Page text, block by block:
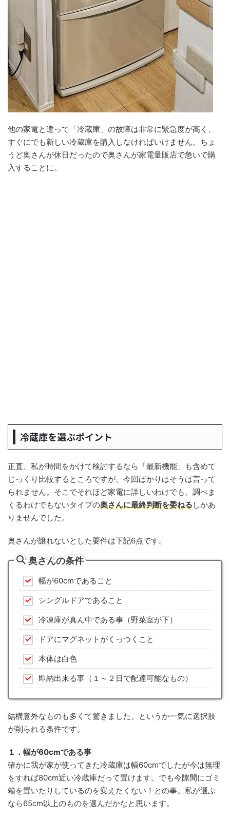
他の家電と違って「冷蔵庫」の故障は非常に緊急度が高く、
すぐにでも新しい冷蔵庫を購入しなければいけません。ちょ
うど奥さんが休日だったので奥さんが家電量販店で急いで購
入することに。
冷蔵庫を選ぶポイント
正直、私が時間をかけて検討するなら「最新機能」も含めて
じっくり比較するところですが、今回ばかりはそうは言って
られません。そこでそれほど家電に詳しいわけでも、調べま
くるわけでもないタイプの奥さんに最終判断を委ねるしかあ
りませんでした。
奥さんが譲れないとした要件は下記6点です。
奥さんの条件
幅が60cmであること
シングルドアであること
冷凍庫が真ん中である事（野菜室が下）
ドアにマグネットがくっつくこと
本体は白色
即納出来る事（１～２日で配達可能なもの）
結構意外なものも多くて驚きました。というか一気に選択肢
が削られる条件です。
１．幅が60cmである事
確かに我が家が使ってきた冷蔵庫は幅60cmでしたが今は無理
をすれば80cm近い冷蔵庫だって置けます。でも今隙間にゴミ
箱を置いたりしているのを変えたくない！との事。私が選ぶ
なら65cm以上のものを選んだかなと思います。